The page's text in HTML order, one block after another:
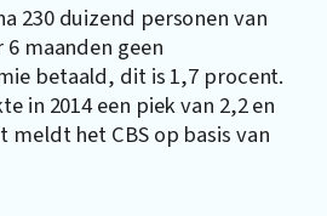
230 duizend personen van
maanden geen
betaald, dit is 1,7 procent.
in 2014 een piek van 2,2 en
meldt het CBS op basis van